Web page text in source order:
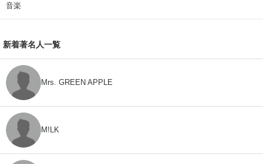
音楽
新着著名人一覧
Mrs. GREEN APPLE
M!LK